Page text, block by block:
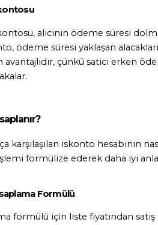
alıcının ödeme süresi
ödeme süresi yaklaşan
avantajlıdır, çünkü satıcı erken
karşılaşılan iskonto hesabının
formülize ederek daha iyi
Formülü
formülü için liste fiyatından